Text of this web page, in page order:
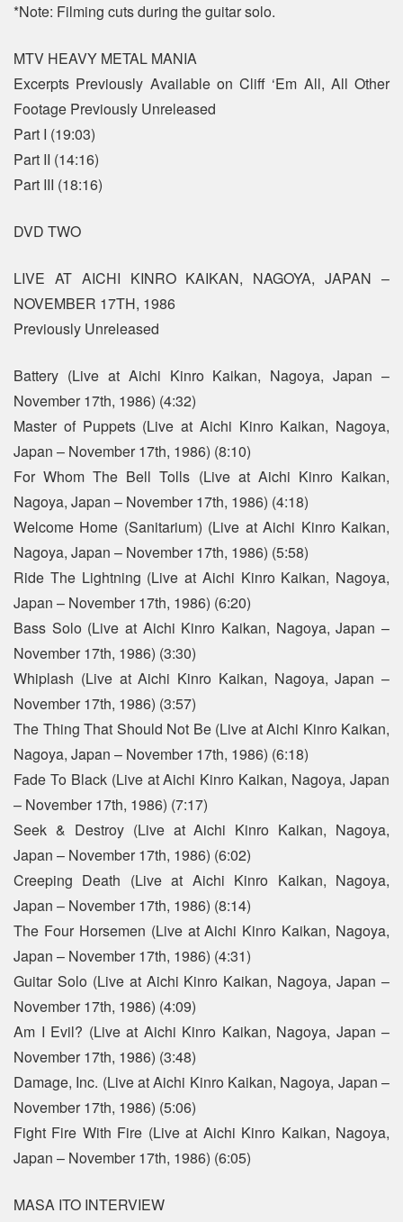
*Note: Filming cuts during the guitar solo.
MTV HEAVY METAL MANIA
Excerpts Previously Available on Cliff ‘Em All, All Other
Footage Previously Unreleased
Part I (19:03)
Part II (14:16)
Part III (18:16)
DVD TWO
LIVE AT AICHI KINRO KAIKAN, NAGOYA, JAPAN –
NOVEMBER 17TH, 1986
Previously Unreleased
Battery (Live at Aichi Kinro Kaikan, Nagoya, Japan –
November 17th, 1986) (4:32)
Master of Puppets (Live at Aichi Kinro Kaikan, Nagoya,
Japan – November 17th, 1986) (8:10)
For Whom The Bell Tolls (Live at Aichi Kinro Kaikan,
Nagoya, Japan – November 17th, 1986) (4:18)
Welcome Home (Sanitarium) (Live at Aichi Kinro Kaikan,
Nagoya, Japan – November 17th, 1986) (5:58)
Ride The Lightning (Live at Aichi Kinro Kaikan, Nagoya,
Japan – November 17th, 1986) (6:20)
Bass Solo (Live at Aichi Kinro Kaikan, Nagoya, Japan –
November 17th, 1986) (3:30)
Whiplash (Live at Aichi Kinro Kaikan, Nagoya, Japan –
November 17th, 1986) (3:57)
The Thing That Should Not Be (Live at Aichi Kinro Kaikan,
Nagoya, Japan – November 17th, 1986) (6:18)
Fade To Black (Live at Aichi Kinro Kaikan, Nagoya, Japan
– November 17th, 1986) (7:17)
Seek & Destroy (Live at Aichi Kinro Kaikan, Nagoya,
Japan – November 17th, 1986) (6:02)
Creeping Death (Live at Aichi Kinro Kaikan, Nagoya,
Japan – November 17th, 1986) (8:14)
The Four Horsemen (Live at Aichi Kinro Kaikan, Nagoya,
Japan – November 17th, 1986) (4:31)
Guitar Solo (Live at Aichi Kinro Kaikan, Nagoya, Japan –
November 17th, 1986) (4:09)
Am I Evil? (Live at Aichi Kinro Kaikan, Nagoya, Japan –
November 17th, 1986) (3:48)
Damage, Inc. (Live at Aichi Kinro Kaikan, Nagoya, Japan –
November 17th, 1986) (5:06)
Fight Fire With Fire (Live at Aichi Kinro Kaikan, Nagoya,
Japan – November 17th, 1986) (6:05)
MASA ITO INTERVIEW